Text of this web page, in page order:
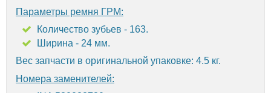
Параметры ремня ГРМ:
Количество зубьев - 163.
Ширина - 24 мм.
Вес запчасти в оригинальной упаковке: 4.5 кг.
Номера заменителей: